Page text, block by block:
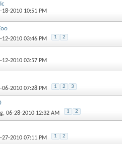
18-2010 10:51 PM
12-2010 03:46 PM 1 2
12-2010 03:57 PM
06-2010 07:28 PM 1 2 3
, 06-28-2010 12:32 AM 1 2
27-2010 07:11 PM 1 2